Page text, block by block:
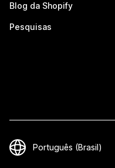
Blog da Shopify
Pesquisas